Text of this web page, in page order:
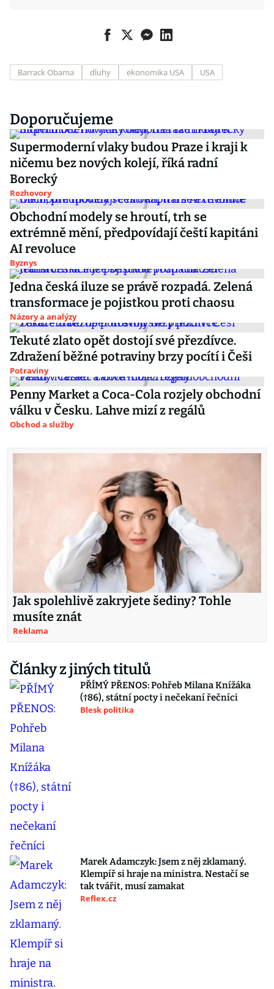
Barrack Obama dluhy ekonomika USA USA
Doporučujeme
Supermoderní vlaky budou Praze i kraji k
ničemu bez nových kolejí, říká radní
Borecký
Rozhovory
Obchodní modely se hroutí, trh se
extrémně mění, předpovídají čeští kapitáni
AI revoluce
Byznys
Jedna česká iluze se právě rozpadá. Zelená
transformace je pojistkou proti chaosu
Názory a analýzy
Tekuté zlato opět dostojí své přezdívce.
Zdražení běžné potraviny brzy pocítí i Češi
Potraviny
Penny Market a Coca-Cola rozjely obchodní
válku v Česku. Lahve mizí z regálů
Obchod a služby
Jak spolehlivě zakryjete šediny? Tohle
musíte znát
Reklama
Články z jiných titulů
PŘÍMÝ PŘENOS: Pohřeb Milana Knížáka
(†86), státní pocty i nečekaní řečníci
Blesk politika
Marek Adamczyk: Jsem z něj zklamaný.
Klempíř si hraje na ministra. Nestačí se
tak tvářit, musí zamakat
Reflex.cz